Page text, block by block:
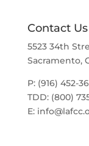
Contact Us
5523 34th
Sacramento,
P: (916) 452-
TDD: (800)
E: